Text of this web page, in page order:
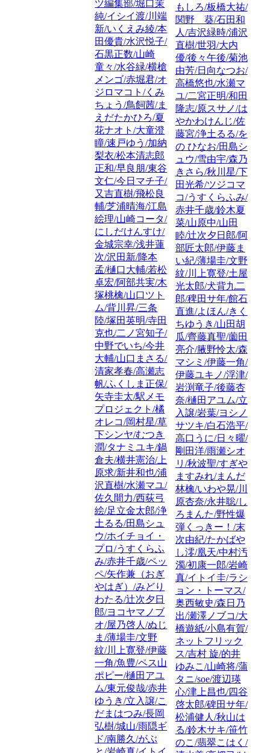
ツ編集部/堀口茉
純/イシイ渡/川端
新/いくえみ綾/本
田優貴/水沢悦子/
石黒正数/山崎
童々/水谷緑/横槍
メンゴ/赤堀君/オ
ジロマコト/くみ
ちょう/鳥飼茜/ま
えだたかひろ/夏
花ナオト/大童澄
瞳/速戸ゆう/加納
梨衣/松本清志郎
正和/早良朋/東谷
文仁/今日マチ子/
又吉直樹/飛松良
輔/芝浦晴海/江島
絵理/山崎コータ/
にしだけんすけ/
金城宗幸/浅井蓮
次/沢田新/降本
孟/樋口大輔/若松
卓宏/阿部共実/木
塚桃檎/山口ツト
ム/背川昇/三条
陸/塚田英明/寺田
克也/二ノ宮知子/
中野でいち/今井
大輔/山口まさる/
清家孝春/高瀬志
帆/ふくしま正保/
矢寺圭太/駅メモ
プロジェクト/橘
オレコ/岡村星/草
下シンヤ/むつき
潤/タナミユキ/鍋
倉夫/横井憲治/上
原求/新井和也/浦
沢直樹/水瀬マユ/
佐久間力/西荻弓
絵/足立金太郎/浄
土るる/田島シュ
ウ/ホイチョイ・
プロ/うすくらふ
み/赤井千歳/ペッ
ペ/矢作兼（おぎ
やはぎ）/みどり
わたる/辻次夕日
郎/ヨコヤマノブ
オ/屋乃啓人/ぬじ
ま/薄場圭/文野
紋/川上寛登/伊藤
一角/魚豊/ペス山
ポピー/樋田アユ
ム/東元俊哉/赤井
ゆうき/立入譲/こ
だまはつみ/長岡
弘樹/城山/雨隠ギ
ド/南勝久/がぶ
もしろ/板橋大祐/
関野 葵/石田和
人/吉沢緑時/浦沢
直樹/世羽/大内
優/後々午後/菊池
由芳/日向なつお/
高橋悠也/水瀬マ
ユ/二宮正明/和田
隆志/原スサノ/は
やかわけんじ/佐
藤宮/浄土るる/を
の ひなお/田島シ
ュウ/雪由宇/森乃
きさら/秋川星/下
田光希/ツジコマ
コ/うすくらふみ/
赤井千歳/鈴木夏
菜/山原中/山田
睦/辻次夕日郎/阿
部匠太郎/伊藤ま
い紀/薄場圭/文野
紋/川上寛登/土屋
光太郎/犬背九二
郎/稗田サ年/館石
直進/よほん/きく
ちゆうき/山田胡
瓜/齊藤真聖/薗田
亮介/腋野怜太/森
マシミ/伊藤一角/
伊藤ユキノ/浮津/
岩渕竜子/後藤杏
奈/樋田アユム/立
入譲/岩葉/ヨシノ
サツキ/白石浩平/
高口うに/日々曜/
剛田洋/雨瀬シオ
リ/秋波聖/すぎや
ますみれ/まんだ
林檎/いわや晃/川
原杏奈/永井聡/し
ろまんた/野性爆
弾くっきー！/末
次由紀/たかばや
し澪/凰天/中村汚
濁/初康一郎/岩崎
真/イトイ圭/ラシ
ョン・トーマス/
奥西敏史/森日乃
出/瀬澤ノブコ/大
橋遊紙/小島有賀/
ネットフリック
ス/吉村 旋/的井
ゆみこ/山崎将/蒲
タニ/soe/渡辺瑛
心/津上昌也/四谷
啓太郎/碑田サ年/
松浦健人/秋山は
る/鈴木サキ/笹竹
のこ/翡翠こはく/